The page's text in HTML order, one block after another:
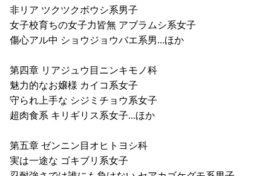
非リア ツクツクボウシ系男子
女子校育ちの女子力皆無 アブラムシ系女子
傷心アル中 ショウジョウバエ系男…ほか
第四章 リアジュウ目ニンキモノ科
魅力的なお嬢様 カイコ系女子
守られ上手な シジミチョウ系女子
超肉食系 キリギリス系女子…ほか
第五章 ゼンニン目オヒトヨシ科
実は一途な ゴキブリ系女子